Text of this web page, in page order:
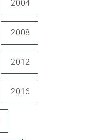
2004
2008
2012
2016